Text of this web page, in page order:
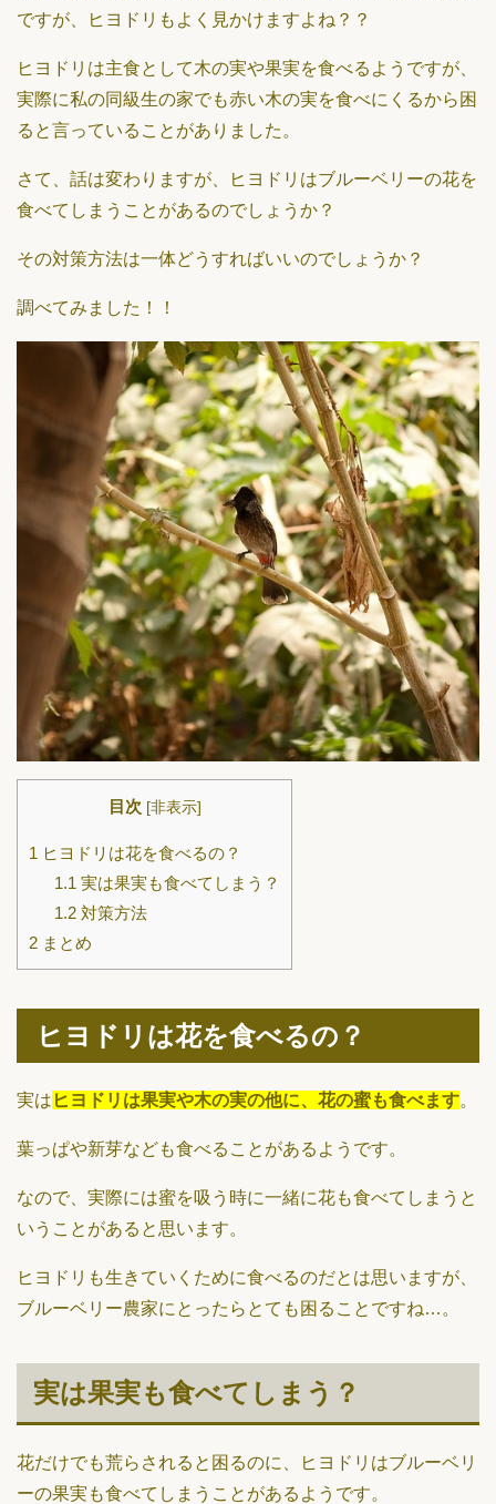
ですが、ヒヨドリもよく見かけますよね？？
ヒヨドリは主食として木の実や果実を食べるようですが、
実際に私の同級生の家でも赤い木の実を食べにくるから困
ると言っていることがありました。
さて、話は変わりますが、ヒヨドリはブルーベリーの花を
食べてしまうことがあるのでしょうか？
その対策方法は一体どうすればいいのでしょうか？
調べてみました！！
目次 [非表示]
1 ヒヨドリは花を食べるの？
1.1 実は果実も食べてしまう？
1.2対策方法
2 まとめ
ヒヨドリは花を食べるの？
実は ヒヨドリは果実や木の実の他に、花の蜜も食べます。
葉っぱや新芽なども食べることがあるようです。
なので、実際には蜜を吸う時に一緒に花も食べてしまうと
いうことがあると思います。
ヒヨドリも生きていくために食べるのだとは思いますが、
ブルーベリー農家にとったらとても困ることですね…。
実は果実も食べてしまう？
花だけでも荒らされると困るのに、ヒヨドリはブルーベリ
ーの果実も食べてしまうことがあるようです。